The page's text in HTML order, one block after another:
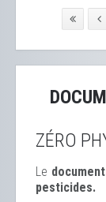
ZÉRO
Le
pesticides.